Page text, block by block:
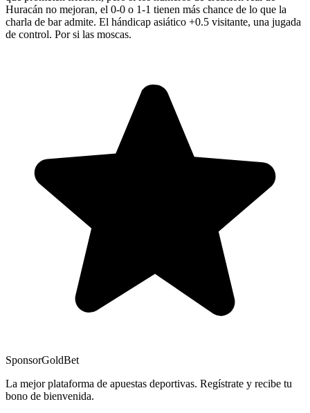
Huracán no mejoran, el 0-0 o 1-1 tienen más chance de lo que la
charla de bar admite. El hándicap asiático +0.5 visitante, una jugada
de control. Por si las moscas.
SponsorGoldBet
La mejor plataforma de apuestas deportivas. Regístrate y recibe tu
bono de bienvenida.